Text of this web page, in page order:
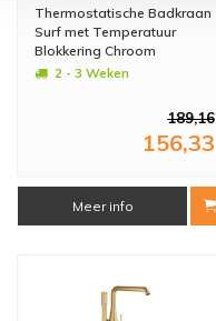
Thermostatische Badkraan
Surf met Temperatuur
Blokkering Chroom
2 - 3 Weken
189,16
156,33
Meer info